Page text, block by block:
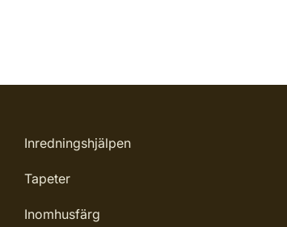
Inredningshjälpen
Tapeter
Inomhusfärg